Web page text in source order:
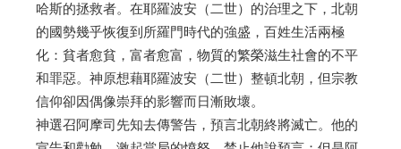
哈斯的拯救者。在耶羅波安（二世）的治理之下，北朝
的國勢幾乎恢復到所羅門時代的強盛，百姓生活兩極
化：貧者愈貧，富者愈富，物質的繁榮滋生社會的不平
和罪惡。神原想藉耶羅波安（二世）整頓北朝，但宗教
信仰卻因偶像崇拜的影響而日漸敗壞。
神選召阿摩司先知去傳警告，預言北朝終將滅亡。他的